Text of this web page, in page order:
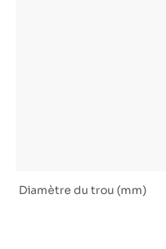
Diamètre du trou (mm)